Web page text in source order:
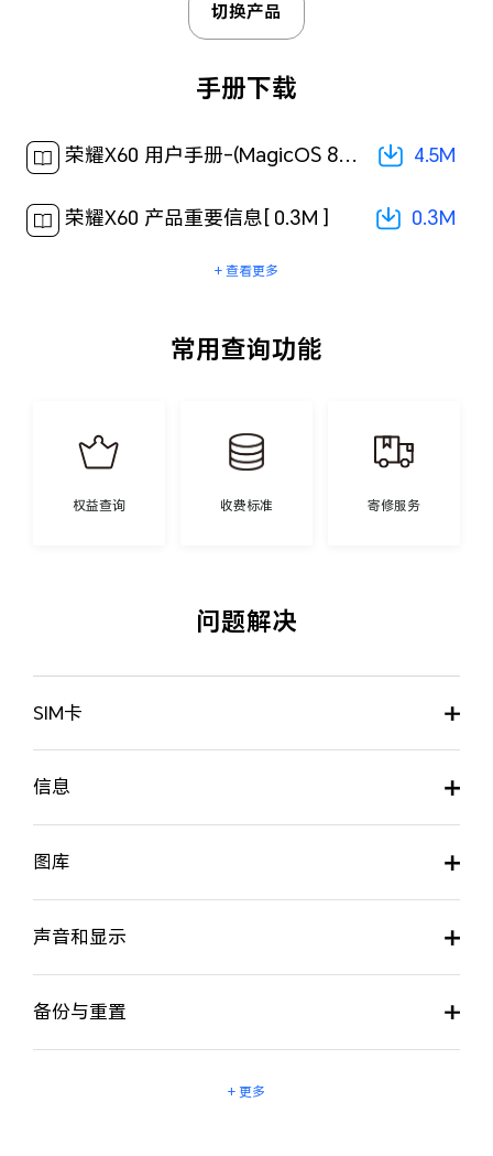
切换产品
手册下载
荣耀X60 用户手册-(MagicOS 8.0_01,zh-cn)[ 4.5M ] 4.5M
荣耀X60 产品重要信息[ 0.3M ] 0.3M
+ 查看更多
常用查询功能
权益查询 收费标准 寄修服务
问题解决
SIM卡
信息
图库
声音和显示
备份与重置
+ 更多